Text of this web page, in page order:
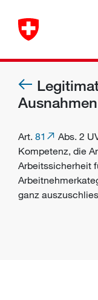
Ausnahmen
Art. 81
Abs. 2
Kompetenz, die
Arbeitssicherheit
ganz